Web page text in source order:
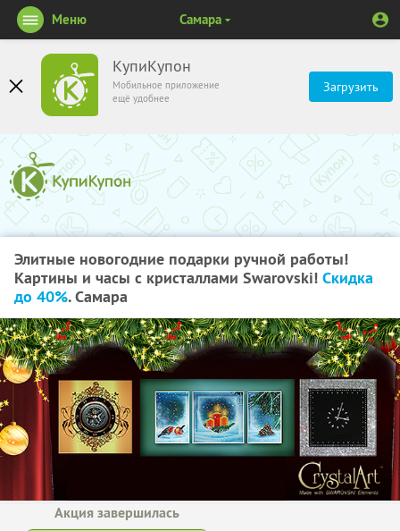
КупиКупон
Мобильное приложение
ещё удобнее
Загрузить
Меню Самара
Элитные новогодние подарки ручной работы!
Картины и часы с кристаллами Swarovski! Скидка
до 40%. Самара
Акция завершилась